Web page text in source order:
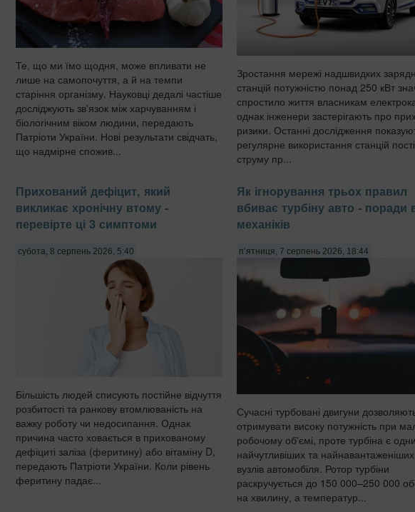
Те, що ми їмо щодня, може впливати не
лише на самопочуття, а й на темпи
старіння організму. Науковці дедалі частіше
досліджують зв'язок між харчуванням і
біологічним віком людини, передають
Патріоти України. Нові результати свідчать,
що надмірне спожив...
Зростання мережі надшвидких
станцій потужністю понад 250 кВт
спростило життя власникам
однак інженери застерігають про
ризики. Останні дослідження
регулярне використання станцій
струму пр...
Прихований дефіцит, який
викликає хронічну втому -
перевірте ці 3 симптоми
субота, 8 серпень 2026, 5:40
Більшість людей списують постійне відчуття
розбитості та ранкову втомлюваність на
важку роботу чи недосипання. Однак
причина часто ховається в прихованому
дефіциті заліза (феритину) або вітаміну D,
передають Патріоти України. Коли рівень
феритину падає...
Як ігнорування трьох правил
вбиває турбіну авто - поради
механіків
п’ятниця, 7 серпень 2026, 18:44
Сучасні турбовані двигуни
отримувати високу потужність при
робочому об'ємі, проте турбіна є
найчутливіших та найнавантаженіших
вузлів автомобіля. Ротор турбіни
раскручується до 150 000–250 000
на хвилину, а температур...